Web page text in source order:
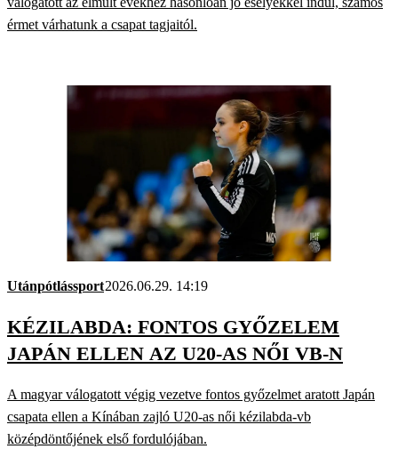
érmet várhatunk a csapat tagjaitól.
Utánpótlássport2026.06.29. 14:19
KÉZILABDA: FONTOS GYŐZELEM
JAPÁN ELLEN AZ U20-AS NŐI VB-N
A magyar válogatott végig vezetve fontos győzelmet aratott Japán
csapata ellen a Kínában zajló U20-as női kézilabda-vb
középdöntőjének első fordulójában.